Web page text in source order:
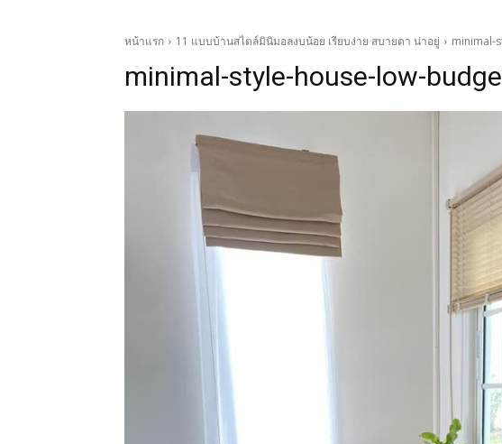
หน้าแรก 11 แบบบ้านสไตล์มินิมอลงบน้อย เรียบง่าย สบายตา น่าอยู่ minimal-
minimal-style-house-low-